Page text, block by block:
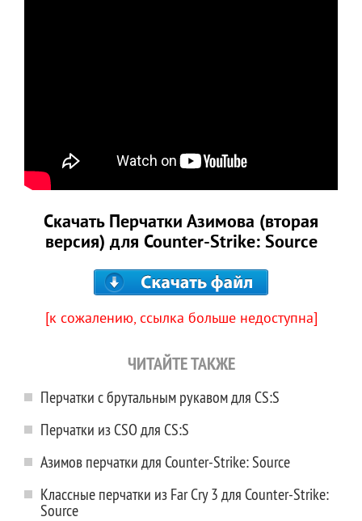
Скачать Перчатки Азимова (вторая
версия) для Counter-Strike: Source
[к сожалению, ссылка больше недоступна]
ЧИТАЙТЕ ТАКЖЕ
Перчатки с брутальным рукавом для CS:S
Перчатки из CSO для CS:S
Азимов перчатки для Counter-Strike: Source
Классные перчатки из Far Cry 3 для Counter-Strike:
Source